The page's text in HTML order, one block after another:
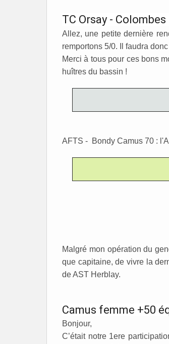
TC Orsay - Colombes
Allez, une petite dernière
remportons 5/0. Il faudra
Merci à tous pour ces bons
huîtres du bassin !
AFTS - Bondy Camus 70 :
Malgré mon opération du
que capitaine, de vivre la
de AST Herblay.
Camus femme +50
Bonjour,
C’était notre 1ere